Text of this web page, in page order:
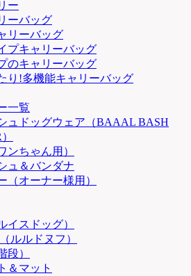
ー
ーバッグ
リーバッグ
プキャリーバッグ
のキャリーバッグ
り!多機能キャリーバッグ
一覧
ュドッグウェア（BAAAL BASH
ンちゃん用）
ュ＆バンダナ
（オーナー様用）
イスドッグ）
ルルドヌフ）
段）
＆マット